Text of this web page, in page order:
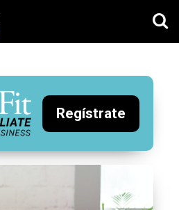
Regístrate